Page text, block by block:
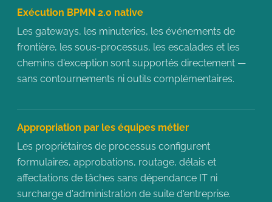
Exécution BPMN 2.0 native
Les gateways, les minuteries, les événements de
frontière, les sous-processus, les escalades et les
chemins d'exception sont supportés directement —
sans contournements ni outils complémentaires.
Appropriation par les équipes métier
Les propriétaires de processus configurent
formulaires, approbations, routage, délais et
affectations de tâches sans dépendance IT ni
surcharge d'administration de suite d'entreprise.